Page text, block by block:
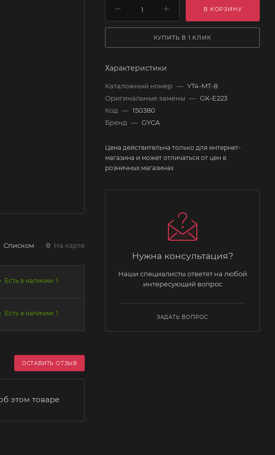
Списком На карте
Есть в наличии: 1
Есть в наличии: 1
ОСТАВИТЬ ОТЗЫВ
этом товаре
В КОРЗИНУ
КУПИТЬ В 1 КЛИК
Характеристики
Каталожный номер — YT4-MT-8
Оригинальные замены — GK-E223
Код — 150380
Бренд — GYCA
Цена действительна только для интернет-
магазина и может отличаться от цен в
розничных магазинах
Нужна консультация?
Наши специалисты ответят на любой
интересующий вопрос
ЗАДАТЬ ВОПРОС